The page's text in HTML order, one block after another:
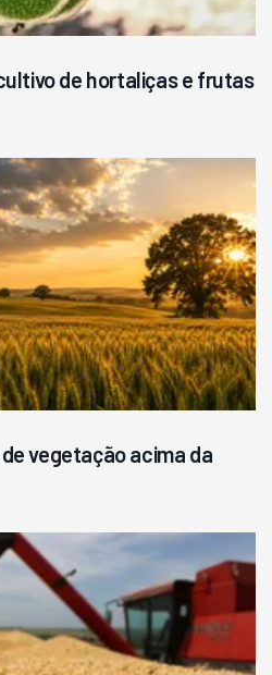
de hortaliças e frutas
vegetação acima da